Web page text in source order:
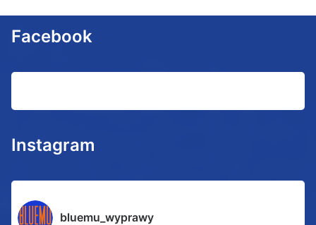
Facebook
Instagram
bluemu_wyprawy